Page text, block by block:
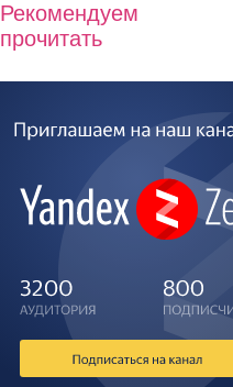
Рекомендуем
прочитать